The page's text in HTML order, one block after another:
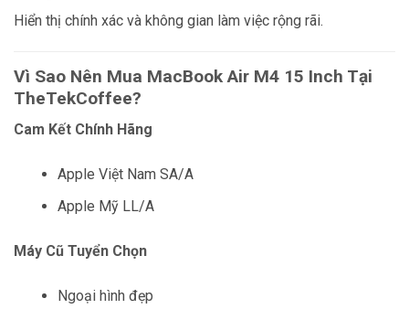
Hiển thị chính xác và không gian làm việc rộng rãi.
Vì Sao Nên Mua MacBook Air M4 15 Inch Tại
TheTekCoffee?
Cam Kết Chính Hãng
Apple Việt Nam SA/A
Apple Mỹ LL/A
Máy Cũ Tuyển Chọn
Ngoại hình đẹp